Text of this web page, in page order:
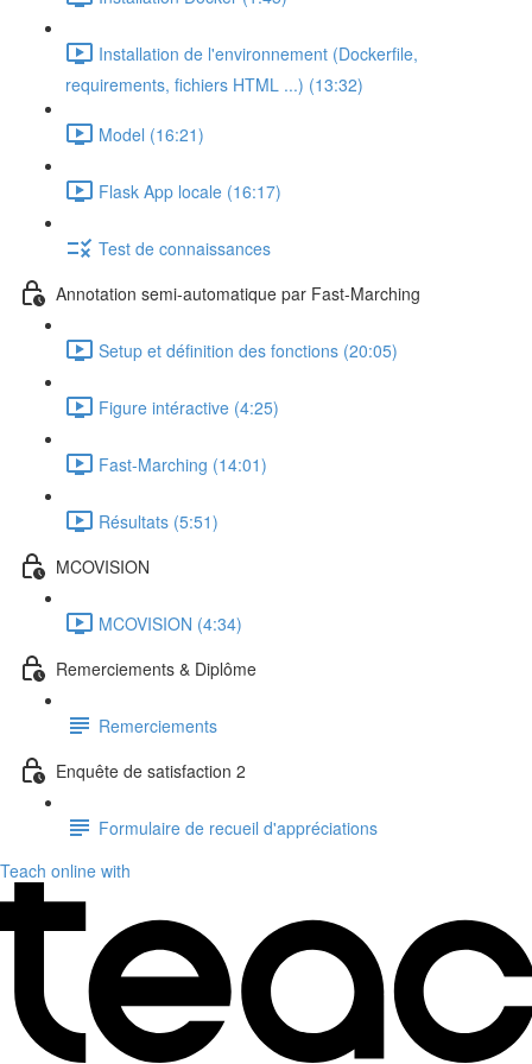
Installation de l'environnement (Dockerfile,
requirements, fichiers HTML ...) (13:32)
Model (16:21)
Flask App locale (16:17)
Test de connaissances
Annotation semi-automatique par Fast-Marching
Setup et définition des fonctions (20:05)
Figure intéractive (4:25)
Fast-Marching (14:01)
Résultats (5:51)
MCOVISION
MCOVISION (4:34)
Remerciements & Diplôme
Remerciements
Enquête de satisfaction 2
Formulaire de recueil d'appréciations
Teach online with